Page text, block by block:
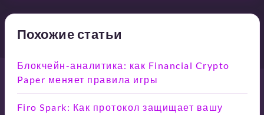
Похожие статьи
Блокчейн-аналитика: как Financial Crypto
Paper меняет правила игры
Firo Spark: Как протокол защищает вашу